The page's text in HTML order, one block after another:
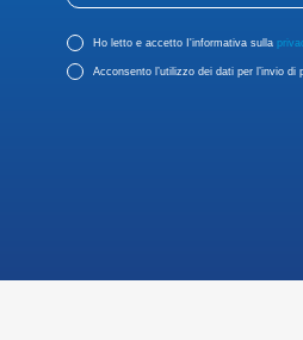
Ho letto e accetto I'informativa sulla
Acconsento l’utilizzo dei dati per l’invio